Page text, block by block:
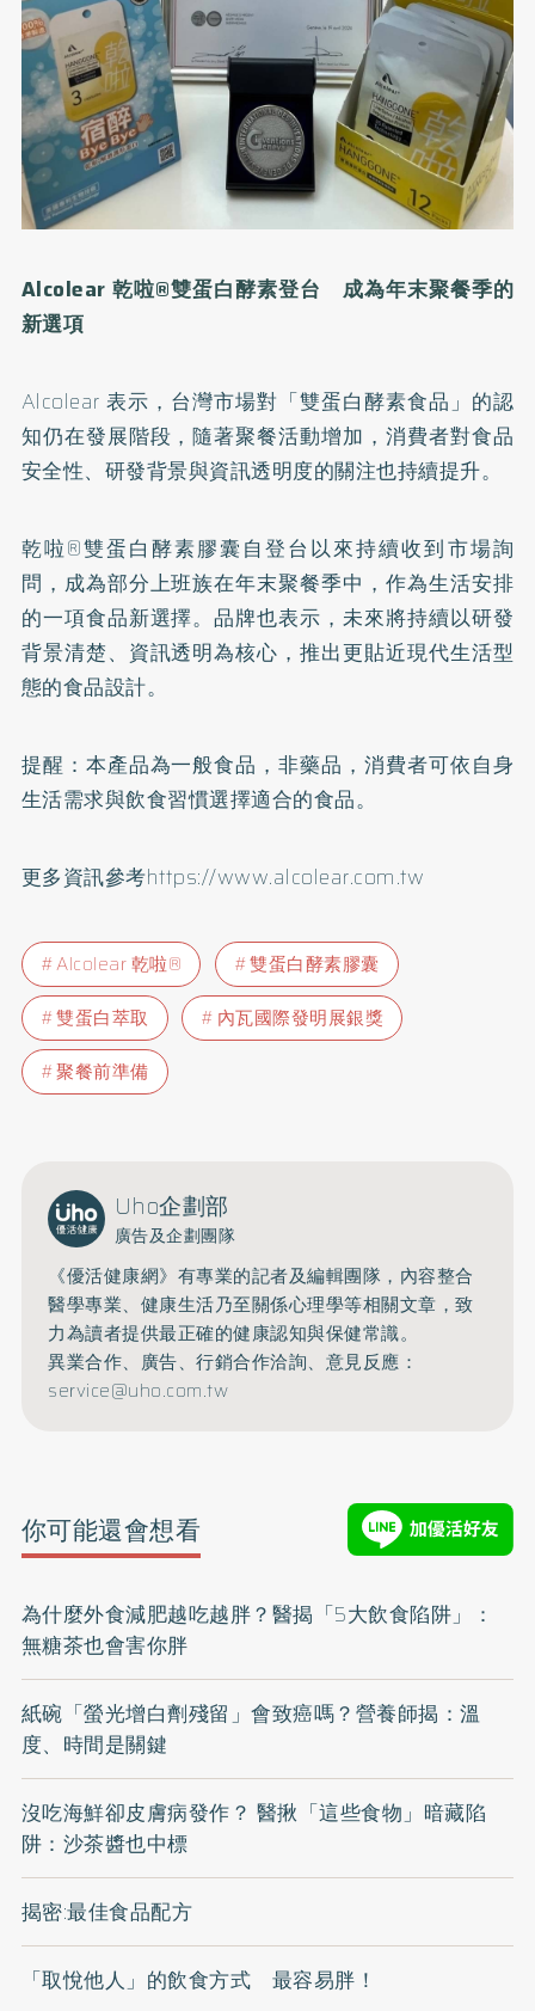
Alcolear 乾啦®雙蛋白酵素登台 成為年末聚餐季的
新選項
Alcolear 表示，台灣市場對「雙蛋白酵素食品」的認
知仍在發展階段，隨著聚餐活動增加，消費者對食品
安全性、研發背景與資訊透明度的關注也持續提升。
乾啦®雙蛋白酵素膠囊自登台以來持續收到市場詢
問，成為部分上班族在年末聚餐季中，作為生活安排
的一項食品新選擇。品牌也表示，未來將持續以研發
背景清楚、資訊透明為核心，推出更貼近現代生活型
態的食品設計。
提醒：本產品為一般食品，非藥品，消費者可依自身
生活需求與飲食習慣選擇適合的食品。
更多資訊參考https://www.alcolear.com.tw
Alcolear 乾啦®
雙蛋白酵素膠囊
雙蛋白萃取
內瓦國際發明展銀獎
聚餐前準備
Uho企劃部
廣告及企劃團隊
《優活健康網》有專業的記者及編輯團隊，內容整合
醫學專業、健康生活乃至關係心理學等相關文章，致
力為讀者提供最正確的健康認知與保健常識。
異業合作、廣告、行銷合作洽詢、意見反應：
service@uho.com.tw
你可能還會想看
為什麼外食減肥越吃越胖？醫揭「5大飲食陷阱」：
無糖茶也會害你胖
紙碗「螢光增白劑殘留」會致癌嗎？營養師揭：溫
度、時間是關鍵
沒吃海鮮卻皮膚病發作？ 醫揪「這些食物」暗藏陷
阱：沙茶醬也中標
揭密:最佳食品配方
「取悅他人」的飲食方式 最容易胖！